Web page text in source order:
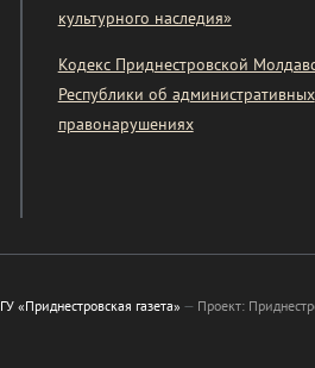
культурного наследия»
Кодекс Приднестровской
Республики об административных
правонарушениях
ГУ «Приднестровская газета» — Проект: